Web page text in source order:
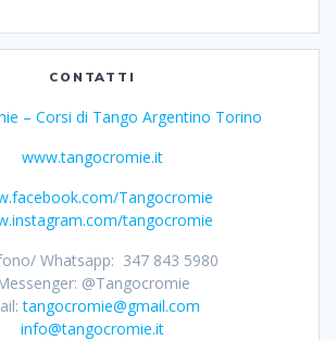
CONTATTI
– Corsi di Tango Argentino Torino
www.tangocromie.it
Tangocromie
tangocromie
Whatsapp: 347 843 5980
@Tangocromie
tangocromie@gmail.com
info@tangocromie.it